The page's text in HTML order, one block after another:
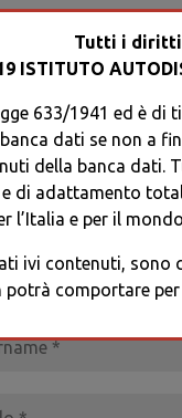
AL TUO
* I CAMPI
Tutti i diritti
ISTITUTO
633/1941 ed è
dati se non a
della banca
di adattamento
l’Italia e per il
ivi contenuti, sono
comportare